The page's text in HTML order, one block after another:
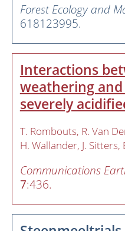
Forest Ecology and
618123995.
Interactions
weathering
severely
T. Rombouts R. Van
H. Wallander J. Sitters
Communications
7:436.